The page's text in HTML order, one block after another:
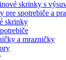
skrinky s
pre spotrebiče a
skrinky
a mrazničky